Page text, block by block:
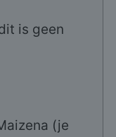
is geen
(je